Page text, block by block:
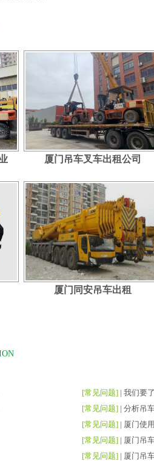
厦门吊车叉车出租公司
厦门同安吊车出租
[常见问题] | 我们要
[常见问题] | 分析吊
[常见问题] | 厦门使
[常见问题] | 厦门吊
[常见问题] | 厦门吊